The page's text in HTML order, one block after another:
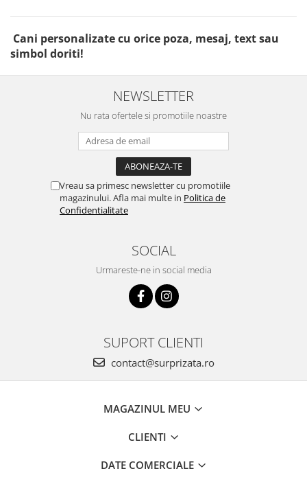
Cani personalizate cu orice poza, mesaj, text sau
simbol doriti!
NEWSLETTER
Nu rata ofertele si promotiile noastre
Vreau sa primesc newsletter cu promotiile
magazinului. Afla mai multe in Politica de
Confidentialitate
SOCIAL
Urmareste-ne in social media
SUPORT CLIENTI
contact@surprizata.ro
MAGAZINUL MEU
CLIENTI
DATE COMERCIALE